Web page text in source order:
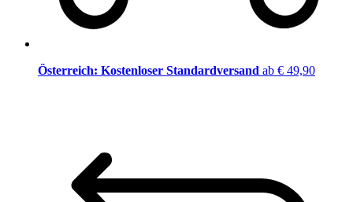
Österreich: Kostenloser Standardversand ab € 49,90